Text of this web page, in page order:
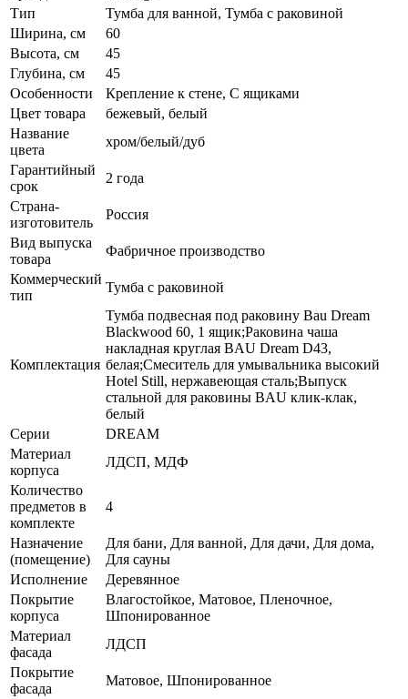
Тип
Тумба для ванной, Тумба с раковиной
Ширина, см
60
Высота, см
45
Глубина, см
45
Особенности
Крепление к стене, С ящиками
Цвет товара
бежевый, белый
Название
цвета
хром/белый/дуб
Гарантийный
срок
2 года
Страна-
изготовитель
Россия
Вид выпуска
товара
Фабричное производство
Коммерческий
тип
Тумба с раковиной
Комплектация
Тумба подвесная под раковину Bau Dream
Blackwood 60, 1 ящик;Раковина чаша
накладная круглая BAU Dream D43,
белая;Смеситель для умывальника высокий
Hotel Still, нержавеющая сталь;Выпуск
стальной для раковины BAU клик-клак,
белый
Серии
DREAM
Материал
корпуса
ЛДСП, МДФ
Количество
предметов в
комплекте
4
Назначение
(помещение)
Для бани, Для ванной, Для дачи, Для дома,
Для сауны
Исполнение
Деревянное
Покрытие
корпуса
Влагостойкое, Матовое, Пленочное,
Шпонированное
Материал
фасада
ЛДСП
Покрытие
фасада
Матовое, Шпонированное